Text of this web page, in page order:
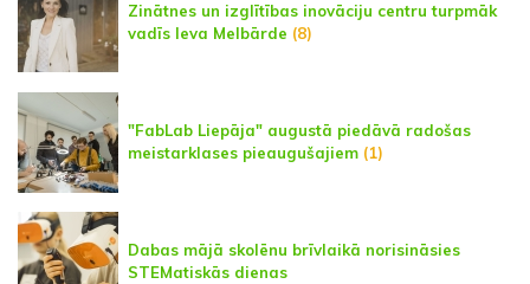
Zinātnes un izglītības inovāciju centru turpmāk
vadīs Ieva Melbārde (8)
"FabLab Liepāja" augustā piedāvā radošas
meistarklases pieaugušajiem (1)
Dabas mājā skolēnu brīvlaikā norisināsies
STEMatiskās dienas